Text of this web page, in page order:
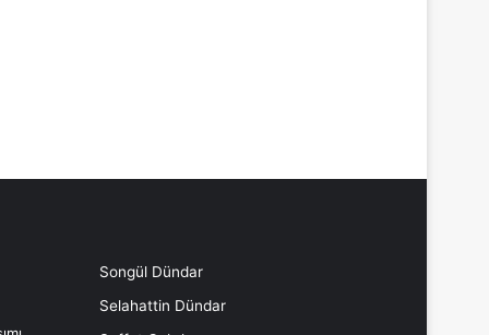
Songül Dündar
Selahattin Dündar